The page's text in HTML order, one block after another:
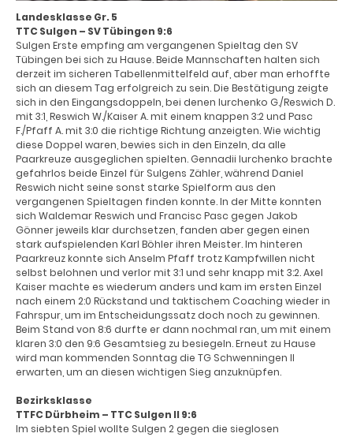
Landesklasse Gr. 5
TTC Sulgen – SV Tübingen 9:6
Sulgen Erste empfing am vergangenen Spieltag den SV
Tübingen bei sich zu Hause. Beide Mannschaften halten sich
derzeit im sicheren Tabellenmittelfeld auf, aber man erhoffte
sich an diesem Tag erfolgreich zu sein. Die Bestätigung zeigte
sich in den Eingangsdoppeln, bei denen Iurchenko G./Reswich D.
mit 3:1, Reswich W./Kaiser A. mit einem knappen 3:2 und Pasc
F./Pfaff A. mit 3:0 die richtige Richtung anzeigten. Wie wichtig
diese Doppel waren, bewies sich in den Einzeln, da alle
Paarkreuze ausgeglichen spielten. Gennadii Iurchenko brachte
gefahrlos beide Einzel für Sulgens Zähler, während Daniel
Reswich nicht seine sonst starke Spielform aus den
vergangenen Spieltagen finden konnte. In der Mitte konnten
sich Waldemar Reswich und Francisc Pasc gegen Jakob
Gönner jeweils klar durchsetzen, fanden aber gegen einen
stark aufspielenden Karl Böhler ihren Meister. Im hinteren
Paarkreuz konnte sich Anselm Pfaff trotz Kampfwillen nicht
selbst belohnen und verlor mit 3:1 und sehr knapp mit 3:2. Axel
Kaiser machte es wiederum anders und kam im ersten Einzel
nach einem 2:0 Rückstand und taktischem Coaching wieder in
Fahrspur, um im Entscheidungssatz doch noch zu gewinnen.
Beim Stand von 8:6 durfte er dann nochmal ran, um mit einem
klaren 3:0 den 9:6 Gesamtsieg zu besiegeln. Erneut zu Hause
wird man kommenden Sonntag die TG Schwenningen II
erwarten, um an diesen wichtigen Sieg anzuknüpfen.
Bezirksklasse
TTFC Dürbheim – TTC Sulgen II 9:6
Im siebten Spiel wollte Sulgen 2 gegen die sieglosen